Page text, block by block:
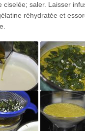
ciselée; saler. Laisser
réhydratée et